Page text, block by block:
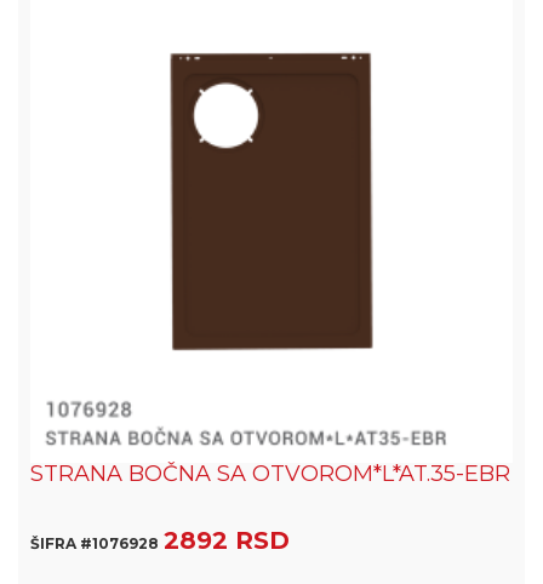
STRANA BOČNA SA OTVOROM*L*AT.35-EBR
ŠIFRA #1076928 2892 RSD